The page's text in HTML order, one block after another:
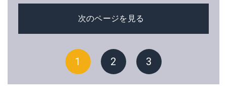
次のページを見る
1 2 3